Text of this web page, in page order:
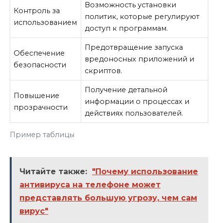
Пример таблицы
Контроль за
использованием
Возможность установки
политик, которые регулируют
доступ к программам.
Обеспечение
безопасности
Предотвращение запуска
вредоносных приложений и
скриптов.
Повышение
прозрачности
Получение детальной
информации о процессах и
действиях пользователей.
Читайте также: "Почему использование
антивируса на телефоне может
представлять большую угрозу, чем сам
вирус"